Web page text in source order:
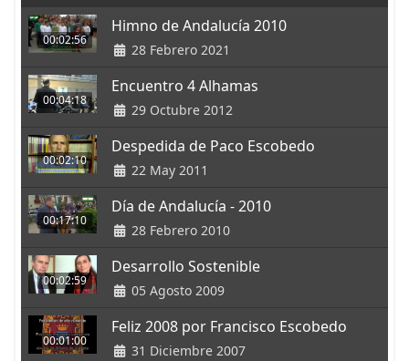
00:02:56
Himno de Andalucía 2010
28 Febrero 2021
00:04:18
Encuentro 4 Alhamas
29 Octubre 2012
00:02:10
Despedida de Paco Escobedo
22 May 2011
00:17:10
Día de Andalucía - 2010
28 Febrero 2010
00:02:59
Desarrollo Sostenible
05 Agosto 2009
00:01:00
Feliz 2008 por Francisco Escobedo
31 Diciembre 2007